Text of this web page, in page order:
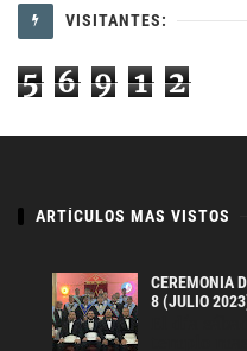
VISITANTES:
5 6 9 1 2
ARTÍCULOS MAS VISTOS
CEREMONIA
8 (JULIO